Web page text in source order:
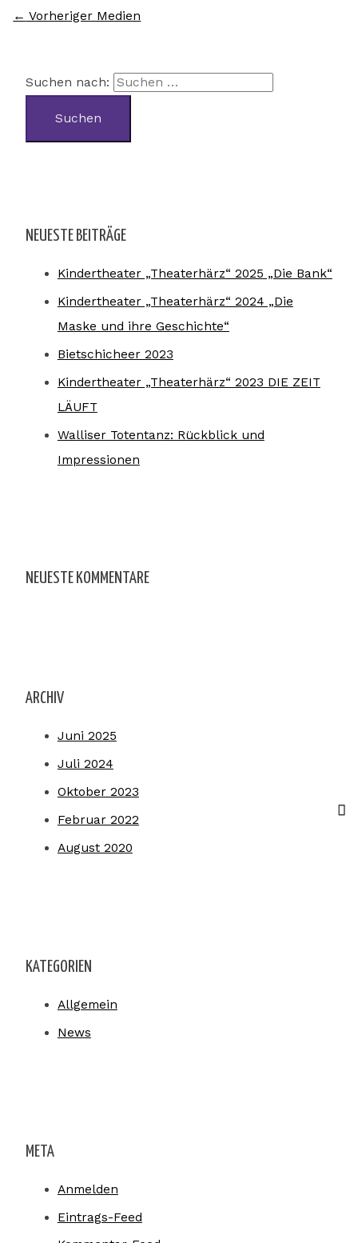
← Vorheriger Medien
Suchen nach:
NEUESTE BEITRÄGE
Kindertheater „Theaterhärz“ 2025 „Die Bank“
Kindertheater „Theaterhärz“ 2024 „Die
Maske und ihre Geschichte“
Bietschicheer 2023
Kindertheater „Theaterhärz“ 2023 DIE ZEIT
LÄUFT
Walliser Totentanz: Rückblick und
Impressionen
NEUESTE KOMMENTARE
ARCHIV
Juni 2025
Juli 2024
Oktober 2023
Februar 2022
August 2020
KATEGORIEN
Allgemein
News
META
Anmelden
Eintrags-Feed